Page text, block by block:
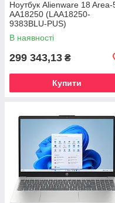
Ноутбук Alienware 18 Area-
AA18250 (LAA18250-
9383BLU-PUS)
В наявності
299 343,13 ₴
Купити